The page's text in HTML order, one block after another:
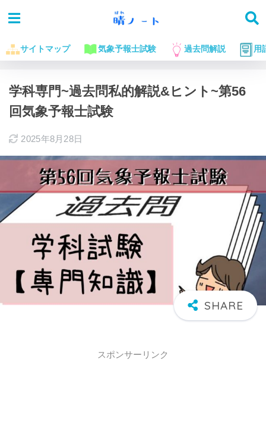
サイトマップ 気象予報士試験 過去問解説 用
ホーム 気象予報士試験に役立つお話 過去問解説
学科専門~過去問私的解説&ヒント~第56
回気象予報士試験
2025年8月28日
スポンサーリンク